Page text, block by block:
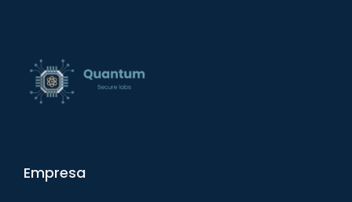
Empresa